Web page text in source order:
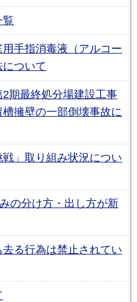
手指消毒液（アルコー
ついて
期最終処分場建設工事
擁壁の一部倒壊事故に
戦」取り組み状況につい
の分け方・出し方が新
る行為は禁止されてい